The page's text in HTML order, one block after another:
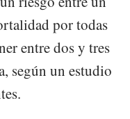
por todas
entre dos y tres
según un estudio